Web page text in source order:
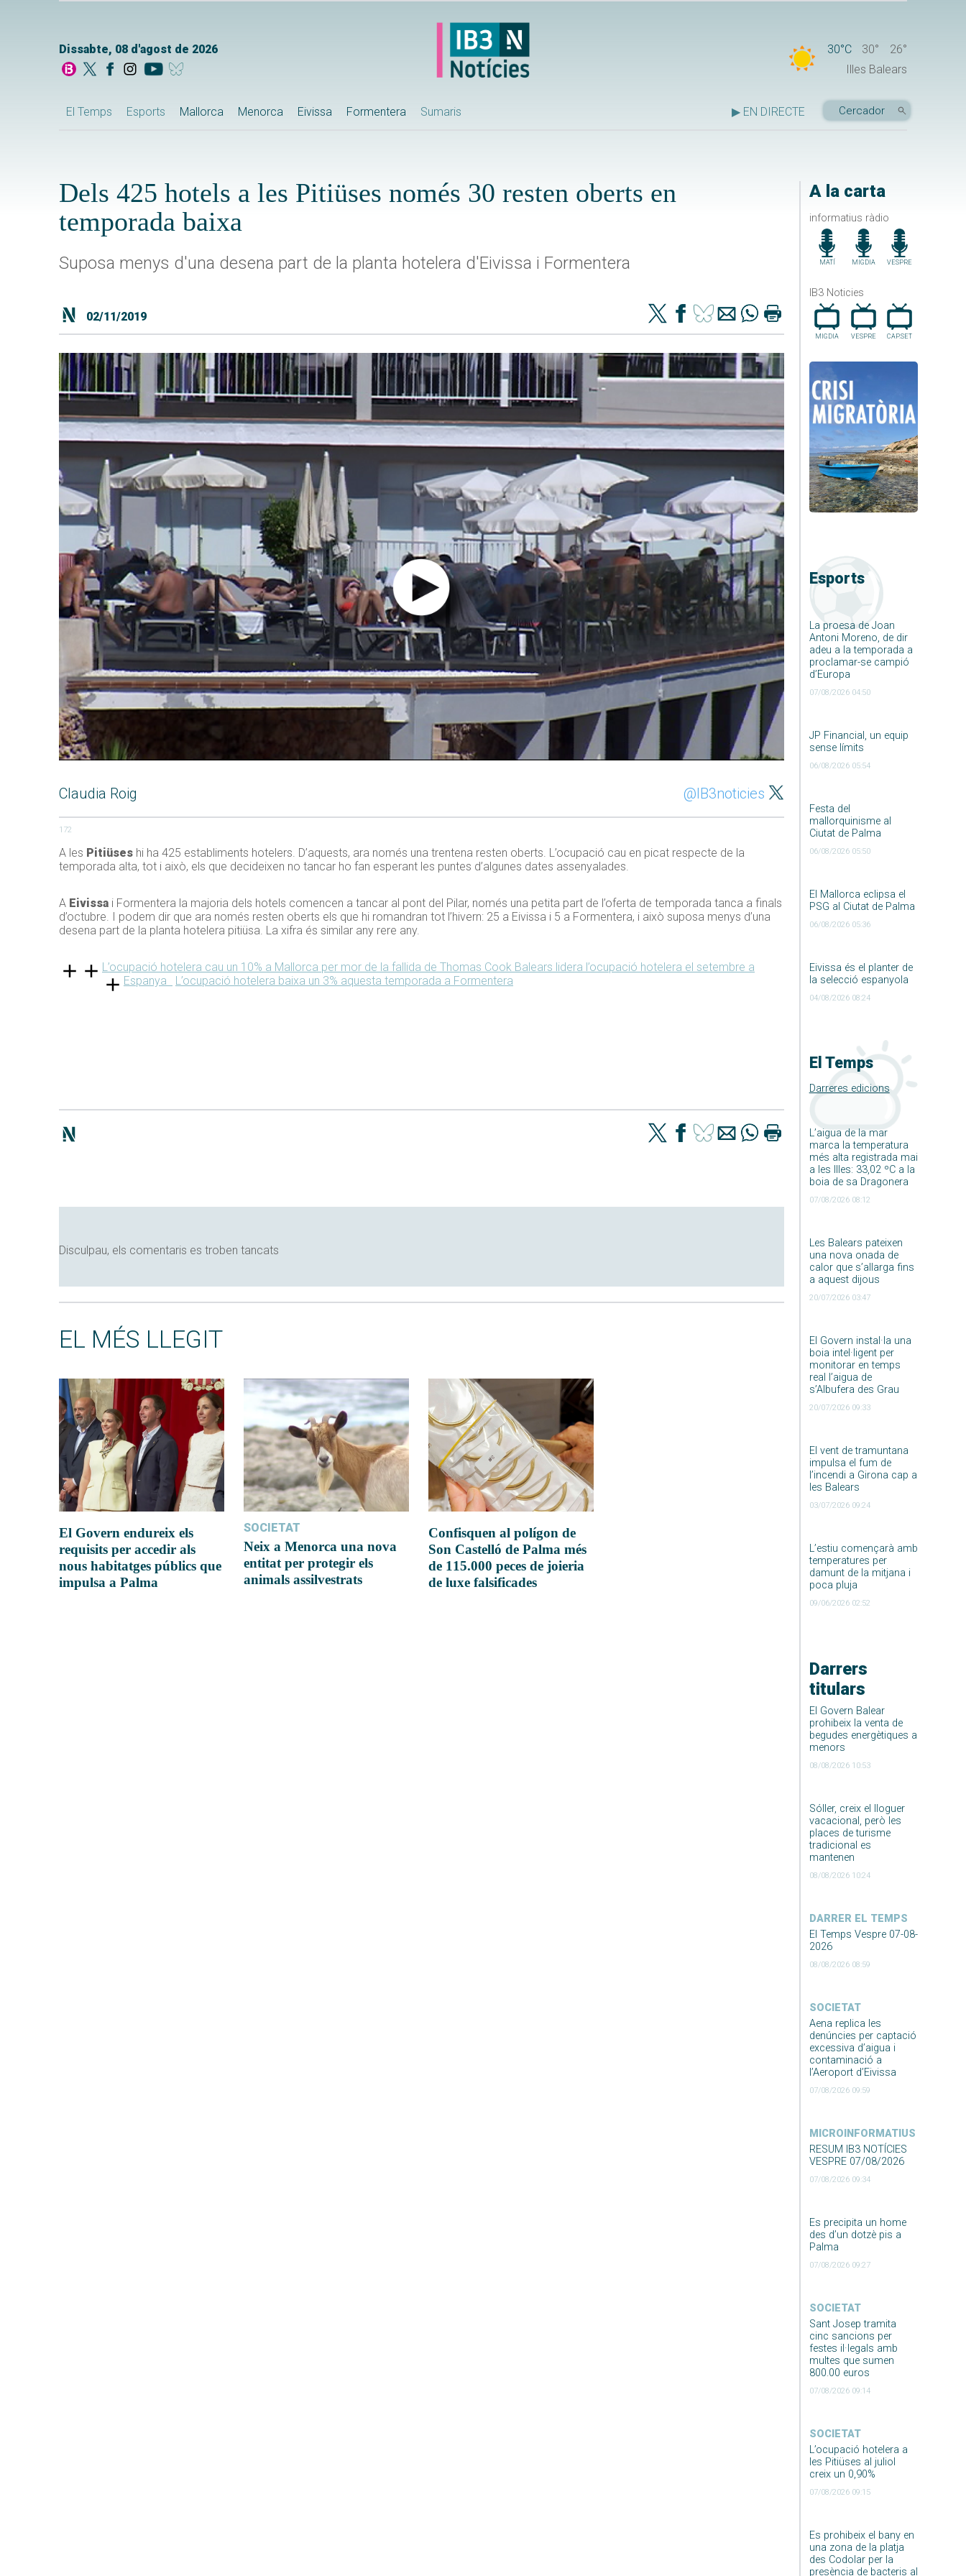
Dissabte, 08 d'agost de 2026 30°C 30°
26°
Illes Balears
El Temps Esports Mallorca Menorca Eivissa Formentera Sumaris ▶ EN DIRECTE
A la carta
informatius ràdio
MATÍ MIGDIA VESPRE
IB3 Noticies
MIGDIA VESPRE CAP.SET
Esports
La proesa de Joan
Antoni Moreno, de dir
adeu a la temporada a
proclamar-se campió
d’Europa
07/08/2026 04:50
JP Financial, un equip
sense límits
06/08/2026 05:54
Festa del
mallorquinisme al
Ciutat de Palma
06/08/2026 05:50
El Mallorca eclipsa el
PSG al Ciutat de Palma
06/08/2026 05:36
Eivissa és el planter de
la selecció espanyola
04/08/2026 08:24
El Temps
Darreres edicions
L’aigua de la mar
marca la temperatura
més alta registrada mai
a les Illes: 33,02 ºC a la
boia de sa Dragonera
07/08/2026 08:12
Les Balears pateixen
una nova onada de
calor que s’allarga fins
a aquest dijous
20/07/2026 03:47
El Govern instal·la una
boia intel·ligent per
monitorar en temps
real l’aigua de
s’Albufera des Grau
20/07/2026 09:33
El vent de tramuntana
impulsa el fum de
l’incendi a Girona cap a
les Balears
03/07/2026 09:24
L’estiu començarà amb
temperatures per
damunt de la mitjana i
poca pluja
09/06/2026 02:52
Darrers
titulars
El Govern Balear
prohibeix la venta de
begudes energètiques a
menors
08/08/2026 10:53
Sóller, creix el lloguer
vacacional, però les
places de turisme
tradicional es
mantenen
08/08/2026 10:24
DARRER EL TEMPS
El Temps Vespre 07-08-
2026
08/08/2026 08:59
SOCIETAT
Aena replica les
denúncies per captació
excessiva d’aigua i
contaminació a
l’Aeroport d’Eivissa
07/08/2026 09:59
MICROINFORMATIUS
RESUM IB3 NOTÍCIES
VESPRE 07/08/2026
07/08/2026 09:34
Es precipita un home
des d’un dotzè pis a
Palma
07/08/2026 09:27
SOCIETAT
Sant Josep tramita
cinc sancions per
festes il·legals amb
multes que sumen
800.00 euros
07/08/2026 09:14
SOCIETAT
L’ocupació hotelera a
les Pitiüses al juliol
creix un 0,90%
07/08/2026 09:15
Es prohibeix el bany en
una zona de la platja
des Codolar per la
presència de bacteris al
Dels 425 hotels a les Pitiüses només 30 resten oberts en
temporada baixa
Suposa menys d'una desena part de la planta hotelera d'Eivissa i Formentera
02/11/2019
Claudia Roig @IB3noticies
172
A les Pitiüses hi ha 425 establiments hotelers. D’aquests, ara només una trentena resten oberts. L’ocupació cau en picat respecte de la
temporada alta, tot i això, els que decideixen no tancar ho fan esperant les puntes d’algunes dates assenyalades.
A Eivissa i Formentera la majoria dels hotels comencen a tancar al pont del Pilar, només una petita part de l’oferta de temporada tanca a finals
d’octubre. I podem dir que ara només resten oberts els que hi romandran tot l’hivern: 25 a Eivissa i 5 a Formentera, i això suposa menys d’una
desena part de la planta hotelera pitiüsa. La xifra és similar any rere any.
L’ocupació hotelera cau un 10% a Mallorca per mor de la fallida de Thomas Cook Balears lidera l’ocupació hotelera el setembre a
Espanya
L’ocupació hotelera baixa un 3% aquesta temporada a Formentera
Disculpau, els comentaris es troben tancats
EL MÉS LLEGIT
El Govern endureix els
requisits per accedir als
nous habitatges públics que
impulsa a Palma
SOCIETAT
Neix a Menorca una nova
entitat per protegir els
animals assilvestrats
Confisquen al polígon de
Son Castelló de Palma més
de 115.000 peces de joieria
de luxe falsificades